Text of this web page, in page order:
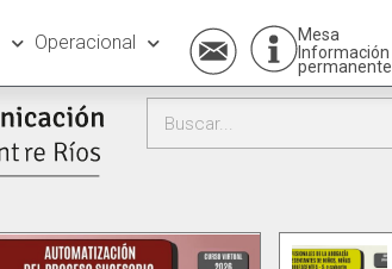
Operacional
Mesa
Información
permanente